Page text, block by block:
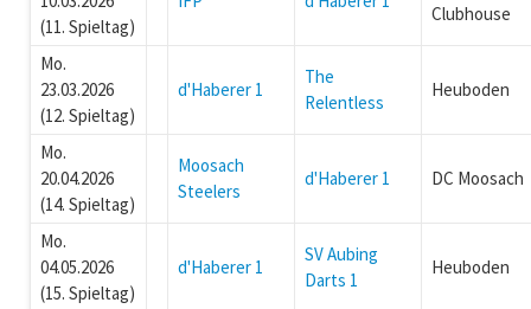
(11. Spieltag)
Clubhouse
Mo.
23.03.2026
(12. Spieltag)
d'Haberer 1
The
Relentless
Heuboden
Mo.
20.04.2026
(14. Spieltag)
Moosach
Steelers
d'Haberer 1 DC Moosach
Mo.
04.05.2026
(15. Spieltag)
d'Haberer 1
SV Aubing
Darts 1
Heuboden